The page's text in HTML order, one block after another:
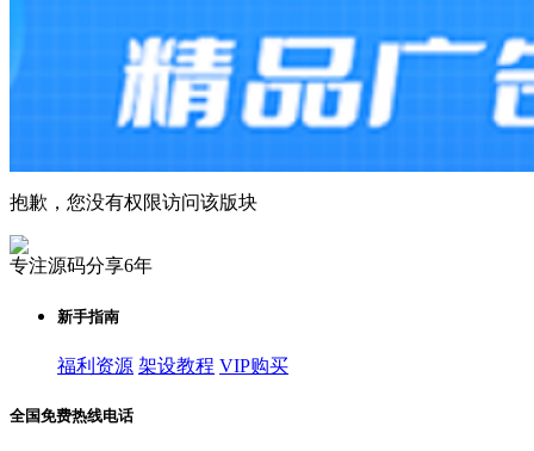
抱歉，您没有权限访问该版块
专注源码分享6年
新手指南
福利资源 架设教程 VIP购买
全国免费热线电话